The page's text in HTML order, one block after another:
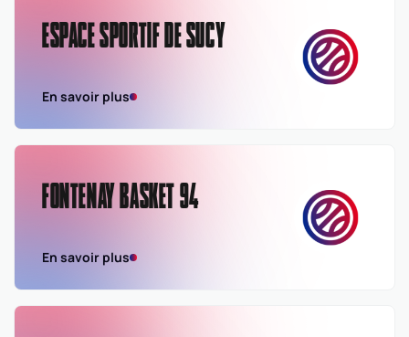
ESPACE SPORTIF DE SUCY
En savoir plus
FONTENAY BASKET 94
En savoir plus